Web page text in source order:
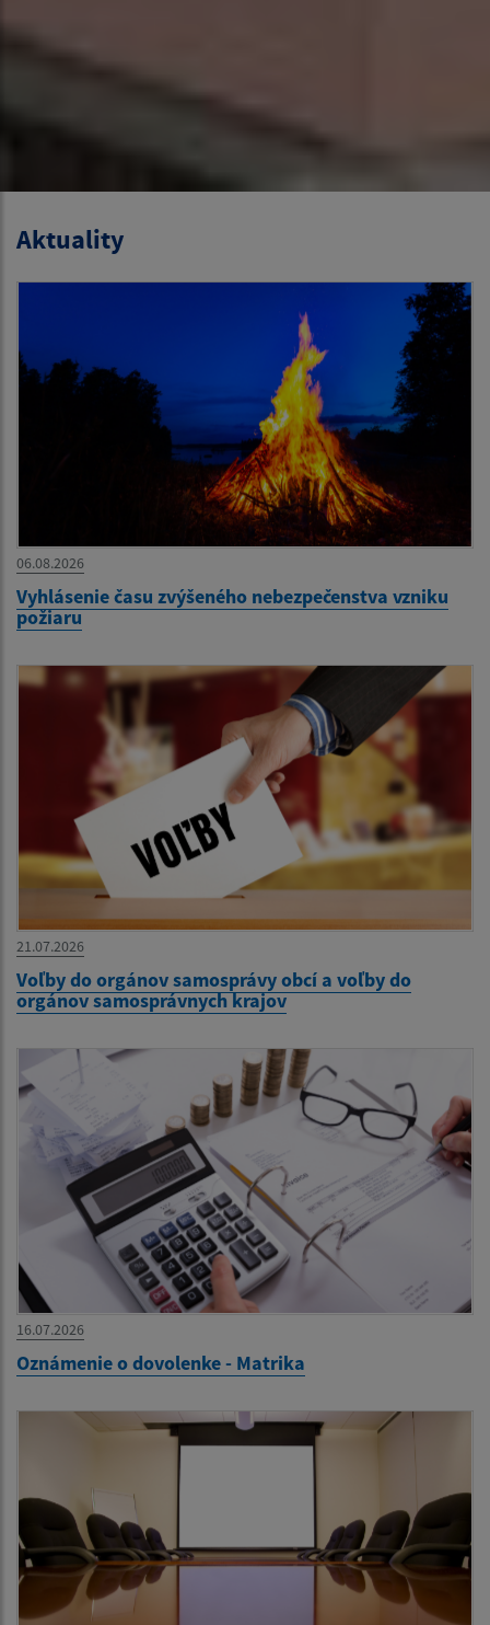
Aktuality
06.08.2026
Vyhlásenie času zvýšeného nebezpečenstva vzniku
požiaru
21.07.2026
Voľby do orgánov samosprávy obcí a voľby do
orgánov samosprávnych krajov
16.07.2026
Oznámenie o dovolenke - Matrika